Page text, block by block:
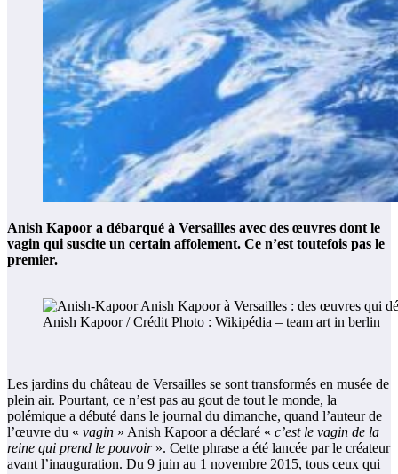
Anish Kapoor a débarqué à Versailles avec des œuvres dont le
vagin qui suscite un certain affolement. Ce n’est toutefois pas le
premier.
Anish Kapoor / Crédit Photo : Wikipédia – team art in berlin
Les jardins du château de Versailles se sont transformés en musée de
plein air. Pourtant, ce n’est pas au gout de tout le monde, la
polémique a débuté dans le journal du dimanche, quand l’auteur de
l’œuvre du « vagin » Anish Kapoor a déclaré « c’est le vagin de la
reine qui prend le pouvoir ». Cette phrase a été lancée par le créateur
avant l’inauguration. Du 9 juin au 1 novembre 2015, tous ceux qui